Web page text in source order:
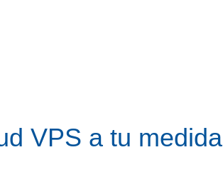
VPS a tu medida